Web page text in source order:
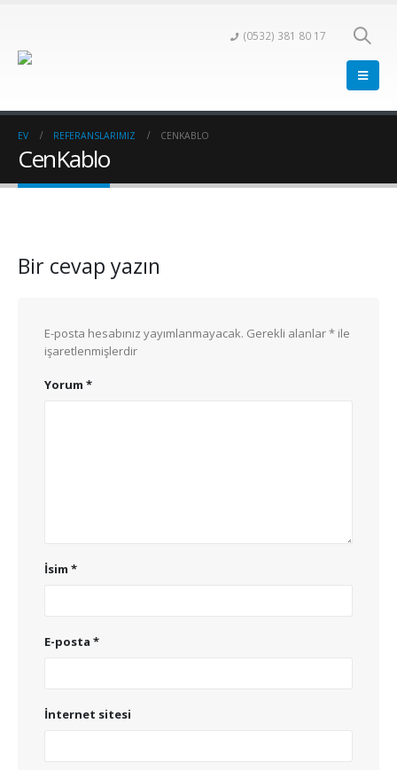
(0532) 381 80 17
EV REFERANSLARIMIZ CENKABLO
CenKablo
Bir cevap yazın
E-posta hesabınız yayımlanmayacak. Gerekli alanlar* ile
işaretlenmişlerdir
Yorum *
İsim *
E-posta *
İnternet sitesi